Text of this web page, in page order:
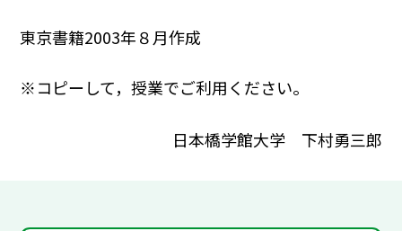
東京書籍2003年８月作成
※コピーして，授業でご利用ください。
日本橋学館大学 下村勇三郎